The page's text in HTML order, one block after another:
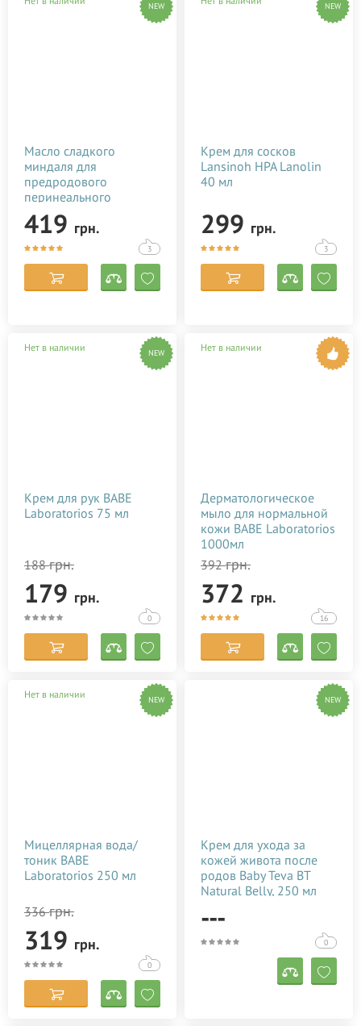
NEW
Масло сладкого
миндаля для
предродового
перинеального
массажа (100 мл)
419 грн.
3
NEW
Крем для сосков
Lansinoh HPA Lanolin
40 мл
299 грн.
3
Нет в наличии NEW
Крем для рук BABE
Laboratorios 75 мл
188грн.
179 грн.
0
Нет в наличии
Дерматологическое
мыло для нормальной
кожи BABE Laboratorios
1000мл
392грн.
372 грн.
16
Нет в наличии NEW
Мицеллярная вода/
тоник BABE
Laboratorios 250 мл
336грн.
319 грн.
0
NEW
Крем для ухода за
кожей живота после
родов Baby Teva BT
Natural Belly, 250 мл
---
0